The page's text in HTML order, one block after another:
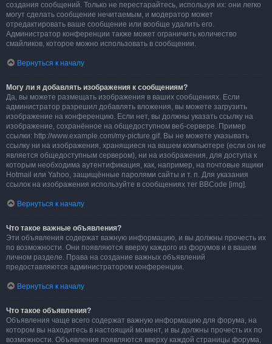
создания сообщений. Только не перестарайтесь, используя их: они легко
могут сделать сообщение нечитаемым, и модератор может
отредактировать ваше сообщение или вообще удалить его.
Администратор конференции также может ограничить количество
смайликов, которое можно использовать в сообщении.
Вернуться к началу
Могу ли я добавлять изображения к сообщениям?
Да, вы можете размещать изображения в ваших сообщениях. Если
администратор разрешил добавлять вложения, вы можете загрузить
изображение на конференцию. Если нет, вы должны указать ссылку на
изображение, сохранённое на общедоступном веб-сервере. Пример
ссылки: http://www.example.com/my-picture.gif. Вы не можете указывать
ссылку ни на изображения, хранящиеся на вашем компьютере (если он не
является общедоступным сервером), ни на изображения, для доступа к
которым необходима аутентификация, как, например, на почтовые ящики
Hotmail или Yahoo, защищённые паролями сайты и т. п. Для указания
ссылок на изображения используйте в сообщениях тег BBCode [img].
Вернуться к началу
Что такое важные объявления?
Эти объявления содержат важную информацию, и вы должны прочесть их
по возможности. Они появляются вверху каждого из форумов и в вашем
личном разделе. Права на создание важных объявлений
предоставляются администратором конференции.
Вернуться к началу
Что такое объявления?
Объявления чаще всего содержат важную информацию для форума, на
котором вы находитесь в настоящий момент, и вы должны прочесть их по
возможности. Объявления появляются вверху каждой страницы форума,